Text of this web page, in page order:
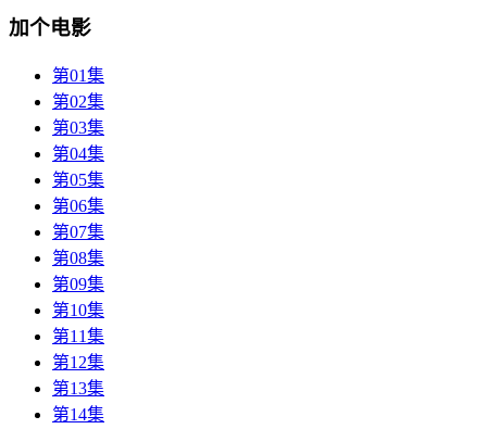
加个电影
第01集
第02集
第03集
第04集
第05集
第06集
第07集
第08集
第09集
第10集
第11集
第12集
第13集
第14集